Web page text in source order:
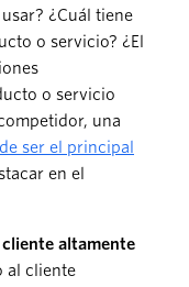
¿Cuál tiene
o servicio? ¿El
o servicio
una
ser el principal
en el
altamente
al cliente